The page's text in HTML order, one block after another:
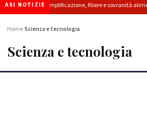
ASI NOTIZIE
per semplificazione, filiere e sovranità alimentare
HomeScienza e tecnologia
Scienza e tecnologia